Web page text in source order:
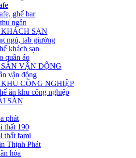
ghế bar
ngân
SẠN
ngủ, tab giường
khách sạn
quần áo
VẬN ĐỘNG
vận động
CÔNG NGHIỆP
ăn khu công nghiệp
SÀN
phát
thất 190
thất fami
Thịnh Phát
hòa